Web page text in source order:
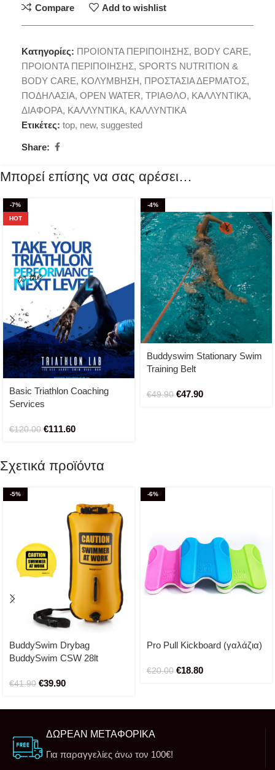
Compare Add to wishlist
Κατηγορίες: ΠΡΟΙΟΝΤΑ ΠΕΡΙΠΟΙΗΣΗΣ, BODY CARE,
ΠΡΟΙΟΝΤΑ ΠΕΡΙΠΟΙΗΣΗΣ, SPORTS NUTRITION &
BODY CARE, ΚΟΛΥΜΒΗΣΗ, ΠΡΟΣΤΑΣΙΑ ΔΕΡΜΑΤΟΣ,
ΠΟΔΗΛΑΣΙΑ, OPEN WATER, ΤΡΙΑΘΛΟ, ΚΑΛΛΥΝΤΙΚΆ,
ΔΙΑΦΟΡΑ, ΚΑΛΛΥΝΤΙΚΑ, ΚΑΛΛΥΝΤΙΚΑ
Ετικέτες: top, new, suggested
Share:
Μπορεί επίσης να σας αρέσει…
-7%
HOT
Basic Triathlon Coaching
Services
€120.00 €111.60
-4%
Buddyswim Stationary Swim
Training Belt
€49.90 €47.90
Σχετικά προϊόντα
-5%
BuddySwim Drybag
BuddySwim CSW 28lt
€41.90 €39.90
-6%
Pro Pull Kickboard (γαλάζια)
€20.00 €18.80
ΔΩΡΕΑΝ ΜΕΤΑΦΟΡΙΚΑ
Για παραγγελίες άνω τον 100€!